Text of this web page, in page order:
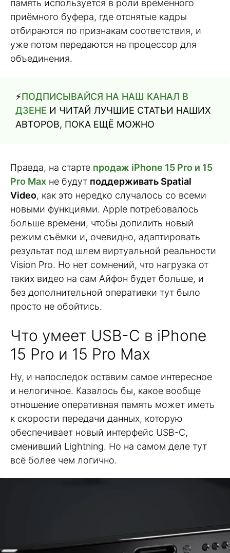
память используется в роли временного
приёмного буфера, где отснятые кадры
отбираются по признакам соответствия, и
уже потом передаются на процессор для
объединения.
⚡️ПОДПИСЫВАЙСЯ НА НАШ КАНАЛ В
ДЗЕНЕ И ЧИТАЙ ЛУЧШИЕ СТАТЬИ НАШИХ
АВТОРОВ, ПОКА ЕЩЁ МОЖНО
Правда, на старте продаж iPhone 15 Pro и 15
Pro Max не будут поддерживать Spatial
Video, как это нередко случалось со всеми
новыми функциями. Apple потребовалось
больше времени, чтобы допилить новый
режим съёмки и, очевидно, адаптировать
результат под шлем виртуальной реальности
Vision Pro. Но нет сомнений, что нагрузка от
таких видео на сам Айфон будет больше, и
без дополнительной оперативки тут было
просто не обойтись.
Что умеет USB-C в iPhone
15 Pro и 15 Pro Max
Ну, и напоследок оставим самое интересное
и нелогичное. Казалось бы, какое вообще
отношение оперативная память может иметь
к скорости передачи данных, которую
обеспечивает новый интерфейс USB-C,
сменивший Lightning. Но на самом деле тут
всё более чем логично.